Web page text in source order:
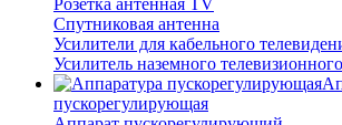
Спутниковая антенна
Усилители для кабельного
Усилитель наземного
пускорегулирующая